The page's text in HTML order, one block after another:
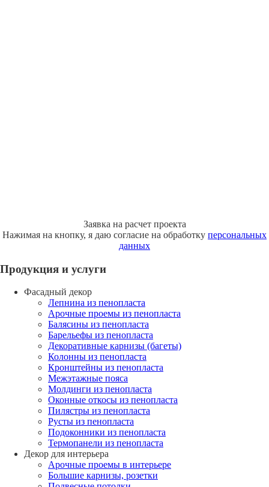
Заявка на расчет проекта
Нажимая на кнопку, я даю согласие на обработку персональных
данных
Продукция и услуги
Фасадный декор
Лепнина из пенопласта
Арочные проемы из пенопласта
Балясины из пенопласта
Барельефы из пенопласта
Декоративные карнизы (багеты)
Колонны из пенопласта
Кронштейны из пенопласта
Межэтажные пояса
Молдинги из пенопласта
Оконные откосы из пенопласта
Пилястры из пенопласта
Русты из пенопласта
Подоконники из пенопласта
Термопанели из пенопласта
Декор для интерьера
Арочные проемы в интерьере
Большие карнизы, розетки